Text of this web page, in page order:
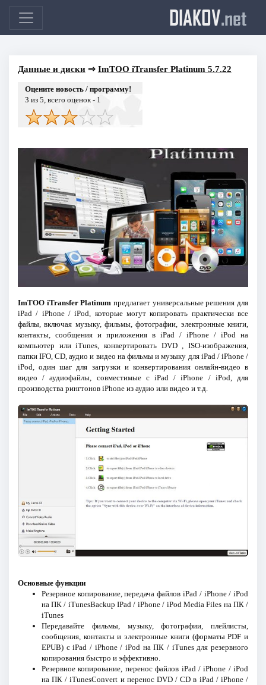
DIAKOV.net
Данные и диски⇒ ImTOO iTransfer Platinum 5.7.22
Оцените новость / программу!
3 из 5, всего оценок - 1
ImTOO iTransfer Platinum предлагает универсальные решения для
iPad / iPhone / iPod, которые могут копировать практически все
файлы, включая музыку, фильмы, фотографии, электронные книги,
контакты, сообщения и приложения в iPad / iPhone / iPod на
компьютер или iTunes, конвертировать DVD , ISO-изображения,
папки IFO, CD, аудио и видео на фильмы и музыку для iPad / iPhone /
iPod, один шаг для загрузки и конвертирования онлайн-видео в
видео / аудиофайлы, совместимые с iPad / iPhone / iPod, для
производства рингтонов iPhone из аудио или видео и т.д.
Основные функции
Резервное копирование, передача файлов iPad / iPhone / iPod
на ПК / iTunesBackup IPad / iPhone / iPod Media Files на ПК /
iTunes
Передавайте фильмы, музыку, фотографии, плейлисты,
сообщения, контакты и электронные книги (форматы PDF и
EPUB) с iPad / iPhone / iPod на ПК / iTunes для резервного
копирования быстро и эффективно.
Резервное копирование, перенос файлов iPad / iPhone / iPod
на ПК / iTunesConvert и перенос DVD / CD в iPad / iPhone /